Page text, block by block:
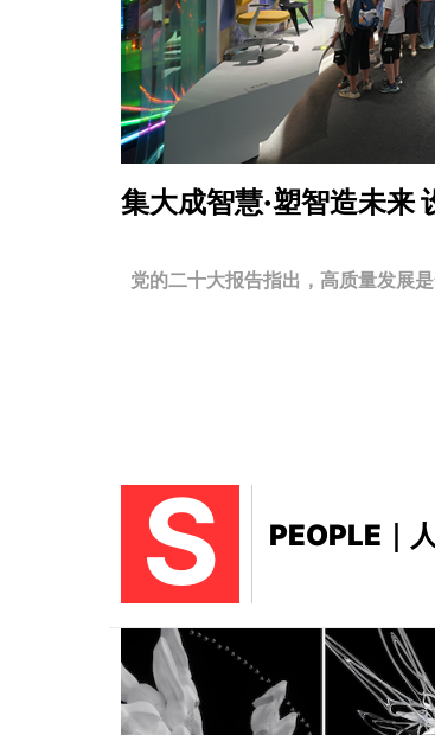
集大成智慧·塑智造未来
党的二十大报告指出，高质量发展
S PEOPLE｜